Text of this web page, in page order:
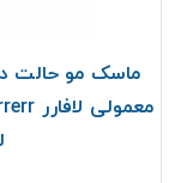
ماسک مو حالت